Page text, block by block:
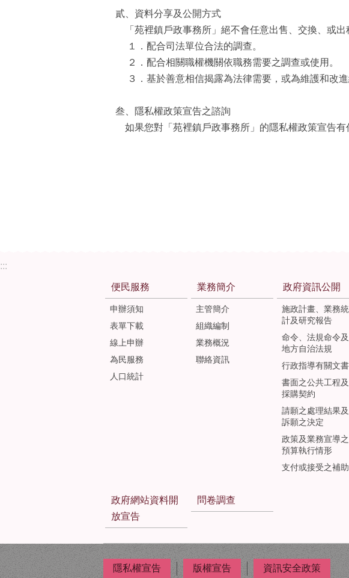
貳、資料分享及公開方式
「苑裡鎮戶政事務所」絕不會任意出售、交換、或出
１．配合司法單位合法的調查。
２．配合相關職權機關依職務需要之調查或使用。
３．基於善意相信揭露為法律需要，或為維護和改進
叁、隱私權政策宣告之諮詢
如果您對「苑裡鎮戶政事務所」的隱私權政策宣告有
:::
便民服務
申辦須知
表單下載
線上申辦
為民服務
人口統計
業務簡介
主管簡介
組織編制
業務概況
聯絡資訊
政府資訊公開
施政計畫、業務統
計及研究報告
命令、法規命令及
地方自治法規
行政指導有關文書
書面之公共工程及
採購契約
請願之處理結果及
訴願之決定
政策及業務宣導之
預算執行情形
支付或接受之補助
政府網站資料開
放宣告
問卷調查
隱私權宣告 版權宣告 資訊安全政策